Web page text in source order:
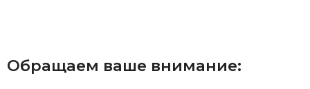
Обращаем ваше внимание: